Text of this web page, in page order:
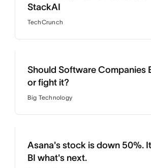
StackAI
TechCrunch
Should Software Companies
or fight it?
Big Technology
Asana's stock is down 50%.
BI what's next.